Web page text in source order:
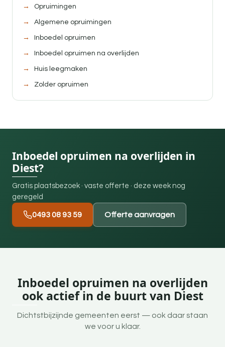
Opruimingen
Algemene opruimingen
Inboedel opruimen
Inboedel opruimen na overlijden
Huis leegmaken
Zolder opruimen
Inboedel opruimen na overlijden in
Diest?
Gratis plaatsbezoek · vaste offerte · deze week nog
geregeld
0493 08 93 59 Offerte aanvragen
Inboedel opruimen na overlijden
ook actief in de buurt van Diest
Dichtstbijzijnde gemeenten eerst — ook daar staan
we voor u klaar.